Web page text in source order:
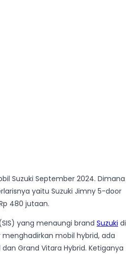
Suzuki September 2024. Dimana
yaitu Suzuki Jimny 5-door
480 jutaan.
yang menaungi brand Suzuki di
mobil hybrid, ada
dan Grand Vitara Hybrid. Ketiganya